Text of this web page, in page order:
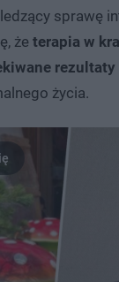
sprawę
że terapia w
rezultaty
życia.